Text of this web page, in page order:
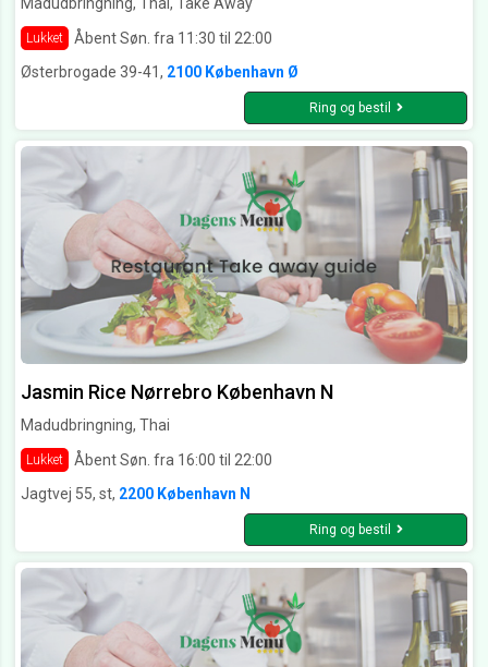
Lukket
Åbent Søn. fra 11:30 til 22:00
Østerbrogade 39-41, 2100 København Ø
Ring og bestil
Jasmin Rice Nørrebro København N
Madudbringning, Thai
Lukket
Åbent Søn. fra 16:00 til 22:00
Jagtvej 55, st, 2200 København N
Ring og bestil